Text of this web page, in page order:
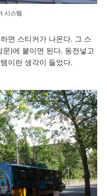
시스템
면 스티커가 나온다. 그 스
)에 붙이면 된다. 동전넣고
이란 생각이 들었다.